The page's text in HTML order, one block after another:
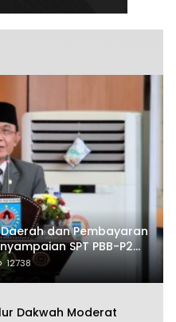
dan Pembayaran
SPT PBB-P2
12738
Dakwah Moderat